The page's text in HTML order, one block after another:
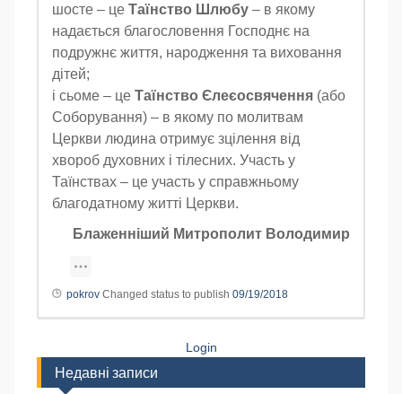
шосте – це Таїнство Шлюбу– в якому
надається благословення Господнє на
подружнє життя, народження та виховання
дітей;
і сьоме – це Таїнство Єлеєосвячення(або
Соборування) – в якому по молитвам
Церкви людина отримує зцілення від
хвороб духовних і тілесних. Участь у
Таїнствах – це участь у справжньому
благодатному житті Церкви.
Блаженніший Митрополит Володимир
pokrovChanged status to publish 09/19/2018
Login
Недавні записи